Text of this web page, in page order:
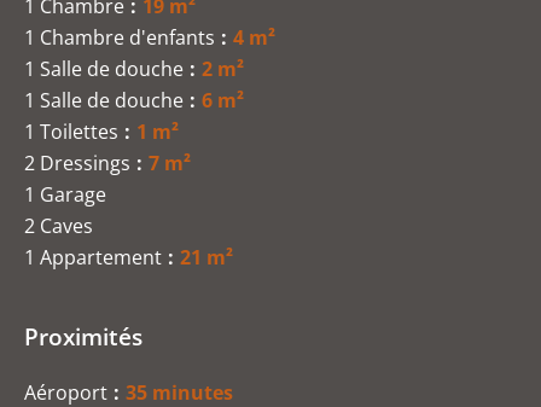
1 Chambre
19 m²
1 Chambre d'enfants
4 m²
1 Salle de douche
2 m²
1 Salle de douche
6 m²
1 Toilettes
1 m²
2 Dressings
7 m²
1 Garage
2 Caves
1 Appartement
21 m²
Proximités
Aéroport
35 minutes